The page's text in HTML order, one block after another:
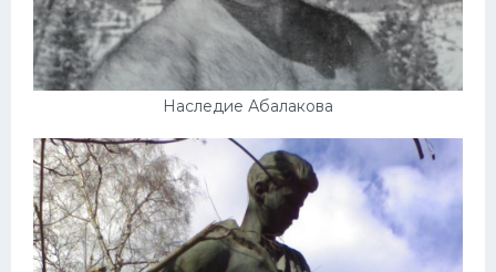
Наследие Абалакова